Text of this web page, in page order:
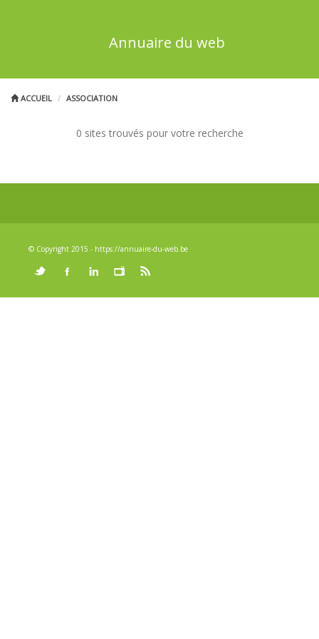
Annuaire du web
ACCUEIL ASSOCIATION
0 sites trouvés pour votre recherche
© Copyright 2015 - https://annuaire-du-web.be